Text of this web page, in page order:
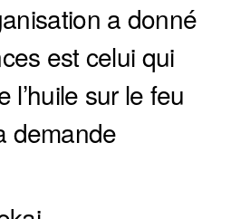
a donné
est celui qui
l’huile sur le feu
demande